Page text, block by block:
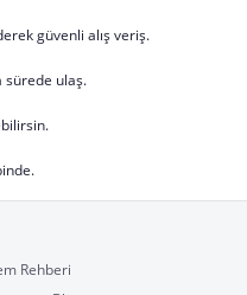
güvenli alış veriş.
sürede ulaş.
Rehberi